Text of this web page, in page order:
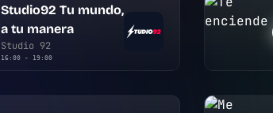
Studio92 Tu mundo,
a tu manera
Studio 92
16:00 - 19:00